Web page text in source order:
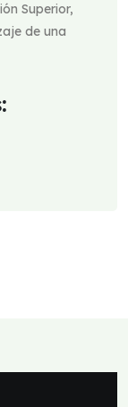
Superior,
de una